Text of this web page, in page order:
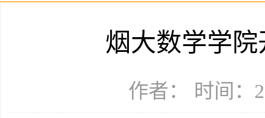
烟大数学学
作者： 时间：